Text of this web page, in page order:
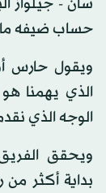
حساب ضيفه
ويقول حارس
الذي يهمنا
الوجه الذي
ويحقق
بداية أكثر